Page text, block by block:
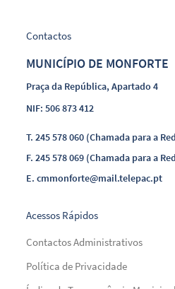
Contactos
MUNICÍPIO DE MONFORTE
Praça da República, Apartado 4
NIF: 506 873 412
T.245 578 060 (Chamada para a
F.245 578 069 (Chamada para a
E.cmmonforte@mail.telepac.pt
Acessos Rápidos
Contactos Administrativos
Política de Privacidade